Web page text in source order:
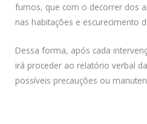
fumos, que com o decorrer dos
nas habitações e escurecimento
Dessa forma, após cada
irá proceder ao relatório verbal
possíveis precauções ou